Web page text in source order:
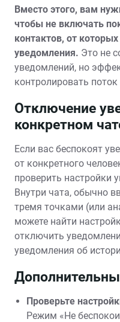
Вместо этого, вам
чтобы не включать
контактов, от
уведомления. Это не
уведомлений, но
контролировать
Отключение
конкретном
Если вас беспокоят
от конкретного
проверить настройки
Внутри чата, обычно
тремя точками (или
можете найти
отключить
уведомления об
Проверьте
Режим «Не